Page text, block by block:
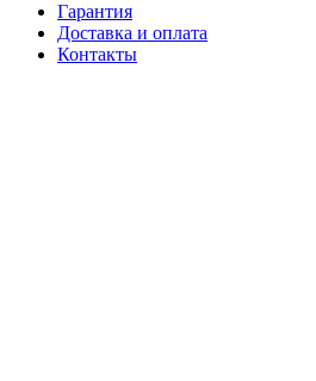
Гарантия
Доставка и оплата
Контакты